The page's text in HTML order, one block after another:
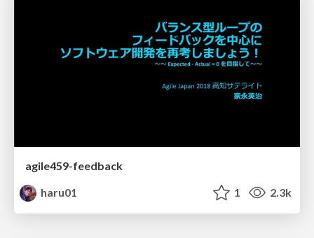
agile459-feedback
haru01
1 2.3k